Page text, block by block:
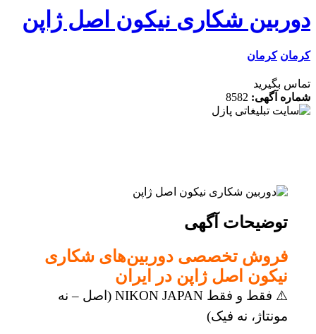
شکاری نیکون اصل ژاپن
کرمان
بگیرید
آگهی:8582
توضیحات آگهی
فروش تخصصی دوربین‌های شکاری
نیکون اصل ژاپن در ایران
⚠️ فقط و فقط NIKON JAPAN (اصل – نه
مونتاژ، نه فیک)